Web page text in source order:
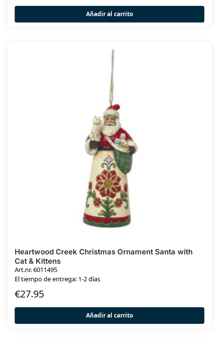
Añadir al carrito
Heartwood Creek Christmas Ornament Santa with
Cat & Kittens
Art.nr. 6011495
El tiempo de entrega: 1-2 días
€27.95
Añadir al carrito